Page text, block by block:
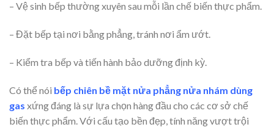
– Vệ sinh bếp thường xuyên sau mỗi lần chế biến thực phẩm.
– Đặt bếp tại nơi bằng phẳng, tránh nơi ẩm ướt.
– Kiểm tra bếp và tiến hành bảo dưỡng định kỳ.
Có thể nói bếp chiên bề mặt nửa phẳng nửa nhám dùng
gas xứng đáng là sự lựa chọn hàng đầu cho các cơ sở chế
biến thực phẩm. Với cấu tạo bền đẹp, tính năng vượt trội